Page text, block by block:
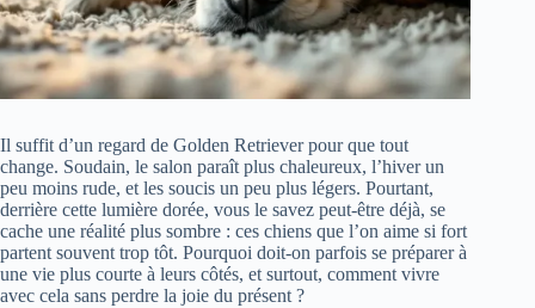
Il suffit d’un regard de Golden Retriever pour que tout
change. Soudain, le salon paraît plus chaleureux, l’hiver un
peu moins rude, et les soucis un peu plus légers. Pourtant,
derrière cette lumière dorée, vous le savez peut-être déjà, se
cache une réalité plus sombre : ces chiens que l’on aime si fort
partent souvent trop tôt. Pourquoi doit-on parfois se préparer à
une vie plus courte à leurs côtés, et surtout, comment vivre
avec cela sans perdre la joie du présent ?